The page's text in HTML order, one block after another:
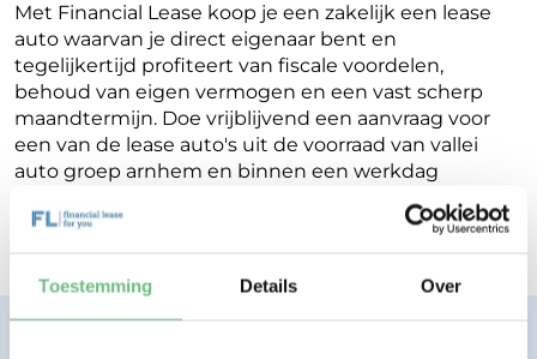
Toestemming Details Over
Met Financial Lease koop je een zakelijk een lease
auto waarvan je direct eigenaar bent en
tegelijkertijd profiteert van fiscale voordelen,
behoud van eigen vermogen en een vast scherp
maandtermijn. Doe vrijblijvend een aanvraag voor
een van de lease auto's uit de voorraad van vallei
auto groep arnhem en binnen een werkdag
ontvang je terugkoppeling op de mogelijkheden
voor jouw Financial Lease.